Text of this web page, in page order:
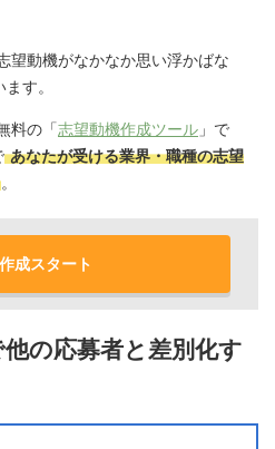
望動機がなかなか思い浮かばな
す。
料の「志望動機作成ツール 」で
あなたが受ける業界・職種の志望
。
作成スタート
の応募者と差別化す